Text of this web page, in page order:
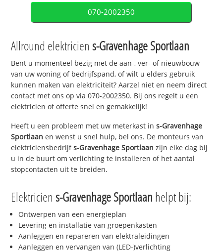
070-2002350
Allround elektricien s-Gravenhage Sportlaan
Bent u momenteel bezig met de aan-, ver- of nieuwbouw
van uw woning of bedrijfspand, of wilt u elders gebruik
kunnen maken van elektriciteit? Aarzel niet en neem direct
contact met ons op via 070-2002350. Bij ons regelt u een
elektricien of offerte snel en gemakkelijk!
Heeft u een probleem met uw meterkast ins-Gravenhage
Sportlaan en wenst u snel hulp, bel ons. De monteurs van
elektriciensbedrijfs-Gravenhage Sportlaan zijn elke dag bij
u in de buurt om verlichting te installeren of het aantal
stopcontacten uit te breiden.
Elektricien s-Gravenhage Sportlaan helpt bij:
Ontwerpen van een energieplan
Levering en installatie van groepenkasten
Aanleggen en repareren van elektraleidingen
Aanleggen en vervangen van (LED-)verlichting